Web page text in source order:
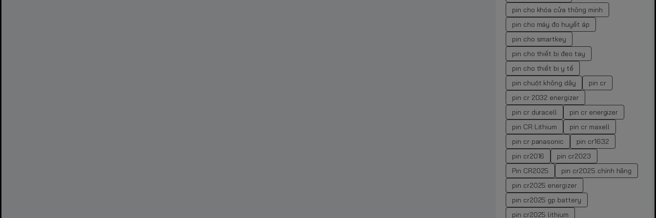
pin cho khóa cửa thông minh
pin cho máy đo huyết áp
pin cho smartkey
pin cho thiết bị đeo tay
pin cho thiết bị y tế
pin chuột không dây
pin cr
pin cr 2032 energizer
pin cr duracell
pin cr energizer
pin CR Lithium
pin cr maxell
pin cr panasonic
pin cr1632
pin cr2016
pin cr2023
Pin CR2025
pin cr2025 chính hãng
pin cr2025 energizer
pin cr2025 gp battery
pin cr2025 lithium